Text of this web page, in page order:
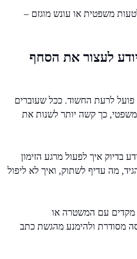
לטעות משפטית או עונש מוגזם –
יודע לעצור את הסחף
פועל לרעת החשוד. ככל שעוברים
משפטי, כך קשה יותר לשנות את
בדיוק איך לפעול מרגע הזימון
מה עדיף לשתוק, ואיך לא ליפול
מקדים עם המשטרה או
מסודרת ולהימנע מהגשת כתב